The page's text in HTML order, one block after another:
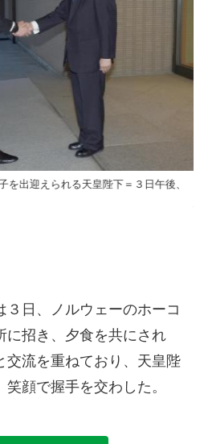
出迎えられる天皇陛下＝３日午後、
日、ノルウェーのホーコ
に招き、夕食を共にされ
交流を重ねており、天皇陛
顔で握手を交わした。